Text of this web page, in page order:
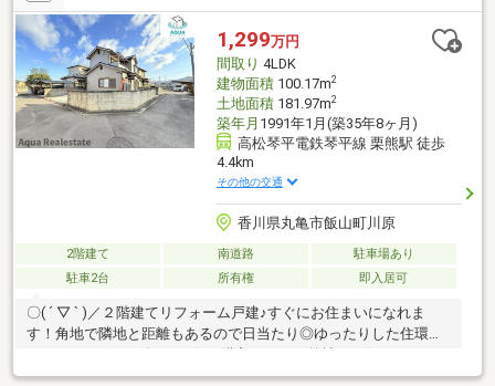
1,299万円
間取り 4LDK
建物面積100.17m2
土地面積181.97m2
築年月 1991年1月(築35年8ヶ月)
高松琴平電鉄琴平線 栗熊駅 徒歩
4.4km
その他の交通
香川県丸亀市飯山町川原
2階建て 南道路
駐車場あり
駐車2台
所有権 即入居可
〇( ´ ▽ ` )／２階建てリフォーム戸建♪すぐにお住まいになれま
す！角地で隣地と距離もあるので日当たり◎ゆったりした住環境♪
＼ローンサポート有り♪お得に購入するなら弊社にお任せ下さい！
／市街地に近く、お買い物にも便利な住環境です。閑静な住宅地